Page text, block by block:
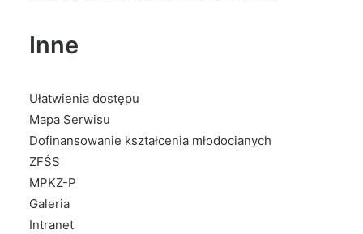
Inne
Ułatwienia dostępu
Mapa Serwisu
Dofinansowanie kształcenia młodocianych
ZFŚS
MPKZ-P
Galeria
Intranet